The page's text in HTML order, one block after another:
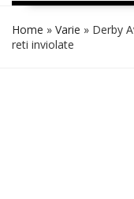
Home » Varie » Derby
reti inviolate